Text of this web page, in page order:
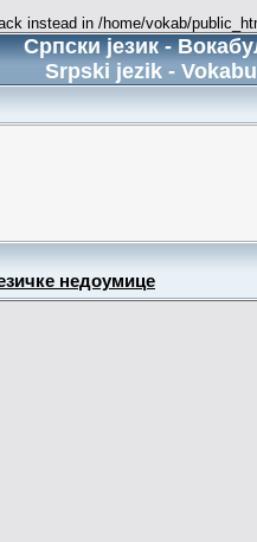
instead in /home/vokab/
Српски језик -
Srpski jezik -
недоумице